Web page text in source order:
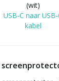
(wit)
USB-C naar USB-
kabel